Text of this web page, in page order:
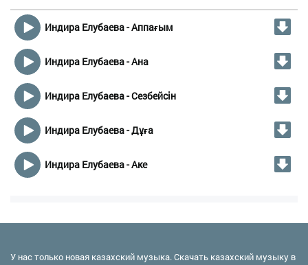
Индира Елубаева - Аппағым
Индира Елубаева - Ана
Индира Елубаева - Сезбейсін
Индира Елубаева - Дұға
Индира Елубаева - Аке
У нас только новая казахский музыка. Скачать казахский музыку в